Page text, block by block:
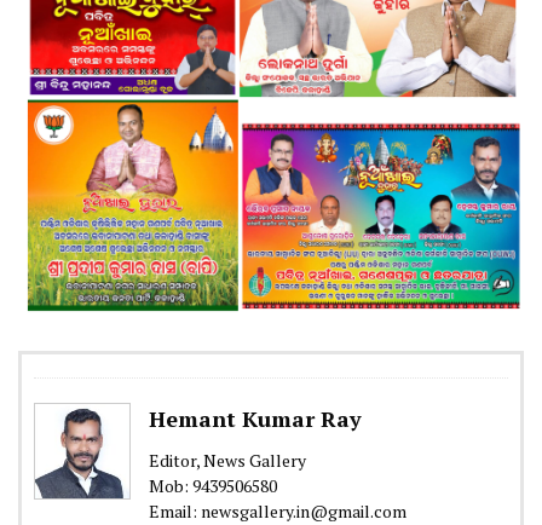
Hemant Kumar Ray
Editor, News Gallery
Mob: 9439506580
Email: newsgallery.in@gmail.com